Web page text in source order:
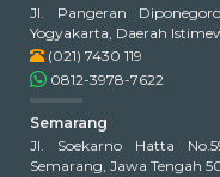
Jl. Pangeran
Yogyakarta, Daerah
(021) 7430 119
0812-3978-7622
Semarang
Jl. Soekarno Hatta
Semarang, Jawa Tengah